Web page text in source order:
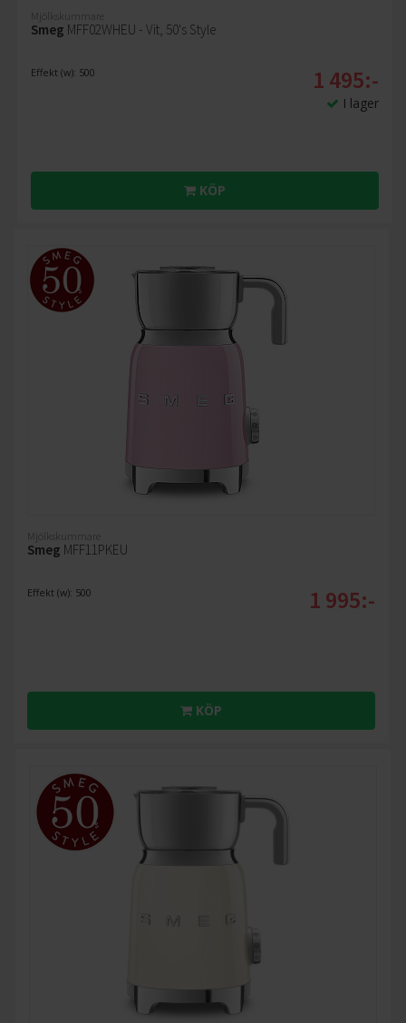
Mjölkskummare
Smeg MFF02WHEU - Vit, 50's Style
Effekt (w): 500 1 495:-
I lager
KÖP
Mjölkskummare
Smeg MFF11PKEU
Effekt (w): 500 1 995:-
KÖP